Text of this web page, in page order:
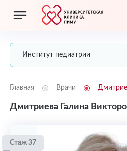
Институт педиатрии
Главная Врачи
Дмитриева Галина
Стаж 37